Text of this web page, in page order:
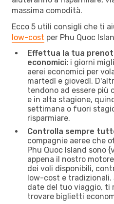
massima comodità.
Ecco 5 utili consigli che ti
low-cost per Phu Quoc
Effettua la tua
economici: i giorni
aerei economici per
martedì e giovedì.
tendono ad essere più
e in alta stagione,
settimana o fuori
risparmiare.
Controlla sempre
compagnie aeree che
Phu Quoc Island sono
appena il nostro
dei voli disponibili,
low-cost e tradizionali.
date del tuo viaggio, ti
trovare biglietti